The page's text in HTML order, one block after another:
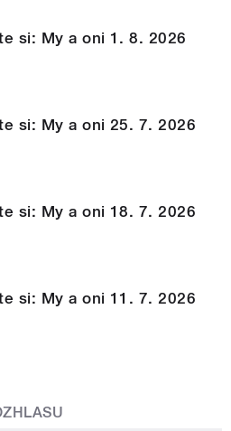
si: My a oni 1. 8. 2026
si: My a oni 25. 7. 2026
si: My a oni 18. 7. 2026
si: My a oni 11. 7. 2026